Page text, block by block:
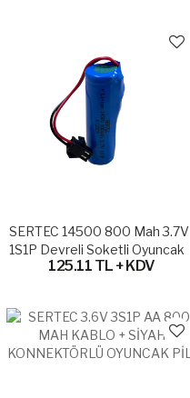
SERTEC 14500 800 Mah 3.7V
1S1P Devreli Soketli Oyuncak
125.11 TL + KDV